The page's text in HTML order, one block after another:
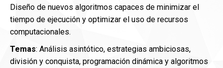
Diseño de nuevos algoritmos capaces de minimizar el
tiempo de ejecución y optimizar el uso de recursos
computacionales.
Temas: Análisis asintótico, estrategias ambiciosas,
división y conquista, programación dinámica y algoritmos